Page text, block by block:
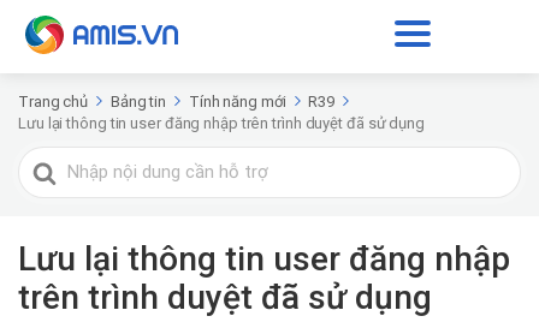
Trang chủ Bảng tin Tính năng mới
R39
Lưu lại thông tin user đăng nhập trên trình duyệt đã sử dụng
Tìm
kiếm
Lưu lại thông tin user đăng nhập
trên trình duyệt đã sử dụng